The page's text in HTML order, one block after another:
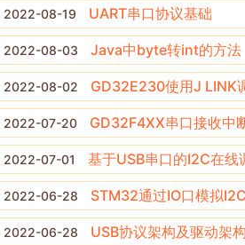
2022-08-19 UART串口协议基础
2022-08-03 Java中byte转int的方法
2022-08-02 GD32E230使用J LINK
2022-07-20 GD32F4XX串口接收中
2022-07-01 基于USB串口的I2C在线
2022-06-28 STM32通过IO口模拟
2022-06-28 USB协议架构及驱动架构